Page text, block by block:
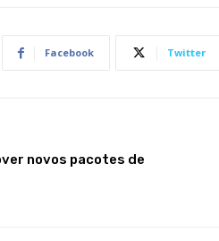
Facebook Twitter
novos pacotes de